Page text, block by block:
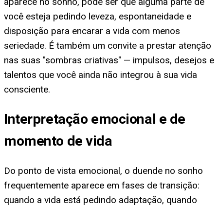
você esteja pedindo leveza, espontaneidade e
disposição para encarar a vida com menos
seriedade. É também um convite a prestar atenção
nas suas "sombras criativas" — impulsos, desejos e
talentos que você ainda não integrou à sua vida
consciente.
Interpretação emocional e de
momento de vida
Do ponto de vista emocional, o duende no sonho
frequentemente aparece em fases de transição:
quando a vida está pedindo adaptação, quando